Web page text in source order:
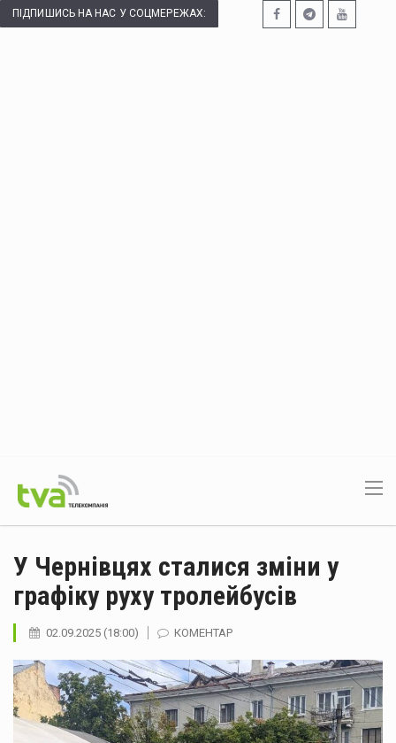
ПІДПИШИСЬ НА НАС У СОЦМЕРЕЖАХ:
У Чернівцях сталися зміни у
графіку руху тролейбусів
02.09.2025 (18:00) КОМЕНТАР